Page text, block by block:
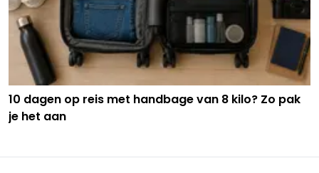
10 dagen op reis met handbage van 8 kilo? Zo pak
je het aan